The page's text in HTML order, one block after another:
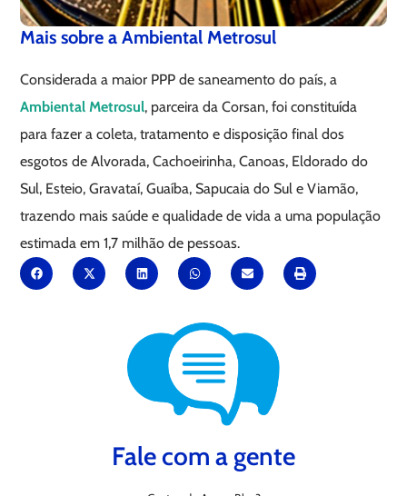
Mais sobre a Ambiental Metrosul
Considerada a maior PPP de saneamento do país, a
Ambiental Metrosul, parceira da Corsan, foi constituída
para fazer a coleta, tratamento e disposição final dos
esgotos de Alvorada, Cachoeirinha, Canoas, Eldorado do
Sul, Esteio, Gravataí, Guaíba, Sapucaia do Sul e Viamão,
trazendo mais saúde e qualidade de vida a uma população
estimada em 1,7 milhão de pessoas.
Fale com a gente